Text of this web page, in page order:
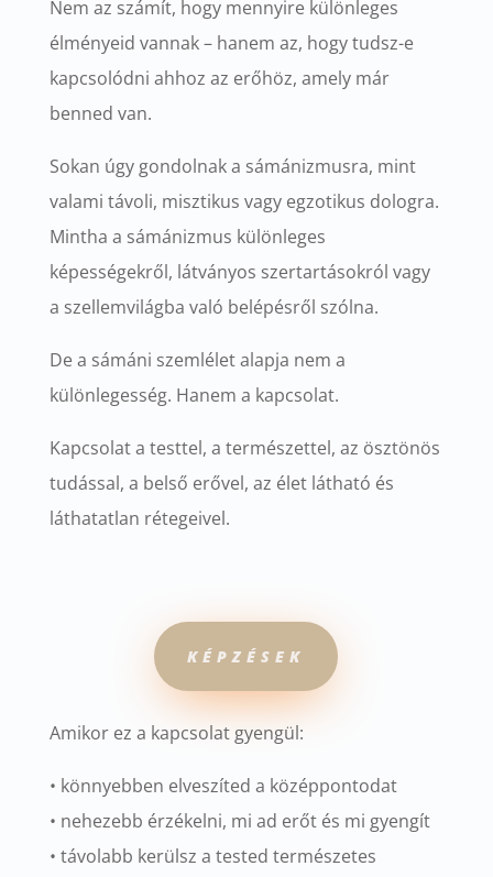
Nem az számít, hogy mennyire különleges
élményeid vannak – hanem az, hogy tudsz-e
kapcsolódni ahhoz az erőhöz, amely már
benned van.
Sokan úgy gondolnak a sámánizmusra, mint
valami távoli, misztikus vagy egzotikus dologra.
Mintha a sámánizmus különleges
képességekről, látványos szertartásokról vagy
a szellemvilágba való belépésről szólna.
De a sámáni szemlélet alapja nem a
különlegesség. Hanem a kapcsolat.
Kapcsolat a testtel, a természettel, az ösztönös
tudással, a belső erővel, az élet látható és
láthatatlan rétegeivel.
KÉPZÉSEK
Amikor ez a kapcsolat gyengül:
• könnyebben elveszíted a középpontodat
• nehezebb érzékelni, mi ad erőt és mi gyengít
• távolabb kerülsz a tested természetes